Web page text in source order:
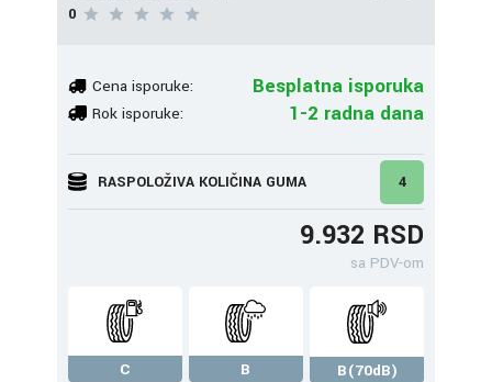
0
Cena isporuke: Besplatna isporuka
Rok isporuke: 1-2 radna dana
RASPOLOŽIVA KOLIČINA GUMA 4
9.932 RSD
sa PDV-om
C B
B(70dB)